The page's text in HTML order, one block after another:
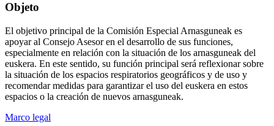
Objeto
El objetivo principal de la Comisión Especial Arnasguneak es
apoyar al Consejo Asesor en el desarrollo de sus funciones,
especialmente en relación con la situación de los arnasguneak del
euskera. En este sentido, su función principal será reflexionar sobre
la situación de los espacios respiratorios geográficos y de uso y
recomendar medidas para garantizar el uso del euskera en estos
espacios o la creación de nuevos arnasguneak.
Marco legal